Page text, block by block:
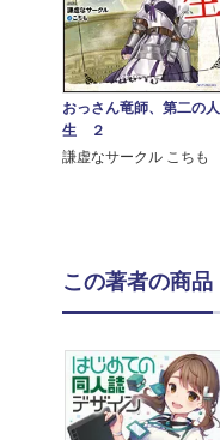
おっさん竜師、第二の人
生 ２
謙虚なサークル こちも
この著者の商品